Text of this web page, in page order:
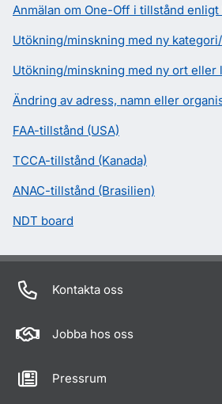
Anmälan om One-Off i tillstånd enligt
Utökning/minskning med ny
Utökning/minskning med ny ort eller
Ändring av adress, namn eller
FAA-tillstånd (USA)
TCCA-tillstånd (Kanada)
ANAC-tillstånd (Brasilien)
NDT board
Kontakta oss
Jobba hos oss
Pressrum